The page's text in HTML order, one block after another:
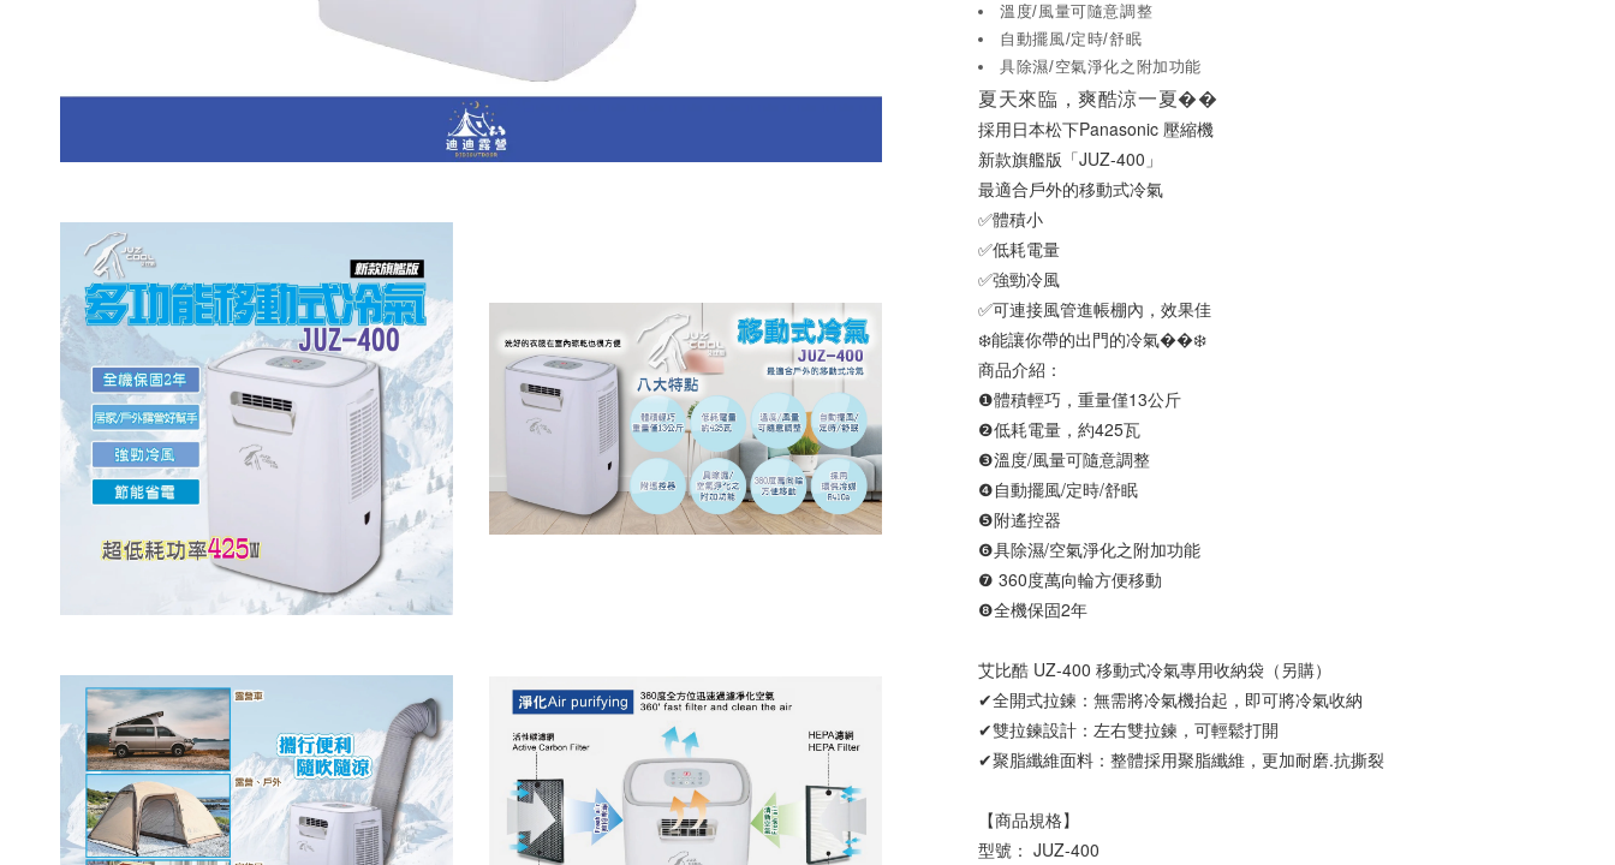
溫度/風量可隨意調整
自動擺風/定時/舒眠
具除濕/空氣淨化之附加功能
夏天來臨，爽酷涼一夏��
採用日本松下Panasonic 壓縮機
新款旗艦版「JUZ-400」
最適合戶外的移動式冷氣
✅體積小
✅低耗電量
✅強勁冷風
✅可連接風管進帳棚內，效果佳
❄️能讓你帶的出門的冷氣��❄️
商品介紹：
❶體積輕巧，重量僅13公斤
❷低耗電量，約425瓦
❸溫度/風量可隨意調整
❹自動擺風/定時/舒眠
❺附遙控器
❻具除濕/空氣淨化之附加功能
❼ 360度萬向輪方便移動
❽全機保固2年
艾比酷 UZ-400 移動式冷氣專用收納袋（另購）
✔全開式拉鍊：無需將冷氣機抬起，即可將冷氣收納
✔雙拉鍊設計：左右雙拉鍊，可輕鬆打開
✔聚脂纖維面料：整體採用聚脂纖維，更加耐磨.抗撕裂
【商品規格】
型號： JUZ-400